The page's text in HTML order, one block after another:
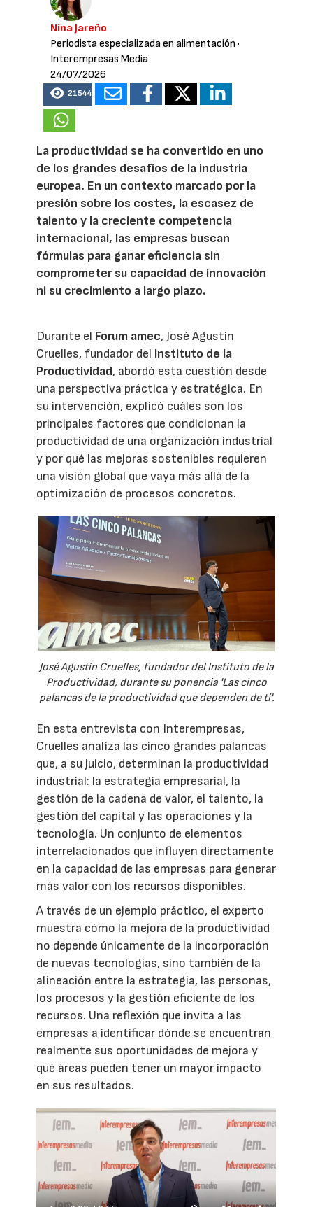
Nina Jareño
Periodista especializada en alimentación ·
Interempresas Media
24/07/2026
21544
La productividad se ha convertido en uno
de los grandes desafíos de la industria
europea. En un contexto marcado por la
presión sobre los costes, la escasez de
talento y la creciente competencia
internacional, las empresas buscan
fórmulas para ganar eficiencia sin
comprometer su capacidad de innovación
ni su crecimiento a largo plazo.
Durante el Forum amec, José Agustín
Cruelles, fundador del Instituto de la
Productividad, abordó esta cuestión desde
una perspectiva práctica y estratégica. En
su intervención, explicó cuáles son los
principales factores que condicionan la
productividad de una organización industrial
y por qué las mejoras sostenibles requieren
una visión global que vaya más allá de la
optimización de procesos concretos.
José Agustín Cruelles, fundador del Instituto de la
Productividad, durante su ponencia 'Las cinco
palancas de la productividad que dependen de ti'.
En esta entrevista con Interempresas,
Cruelles analiza las cinco grandes palancas
que, a su juicio, determinan la productividad
industrial: la estrategia empresarial, la
gestión de la cadena de valor, el talento, la
gestión del capital y las operaciones y la
tecnología. Un conjunto de elementos
interrelacionados que influyen directamente
en la capacidad de las empresas para generar
más valor con los recursos disponibles.
A través de un ejemplo práctico, el experto
muestra cómo la mejora de la productividad
no depende únicamente de la incorporación
de nuevas tecnologías, sino también de la
alineación entre la estrategia, las personas,
los procesos y la gestión eficiente de los
recursos. Una reflexión que invita a las
empresas a identificar dónde se encuentran
realmente sus oportunidades de mejora y
qué áreas pueden tener un mayor impacto
en sus resultados.